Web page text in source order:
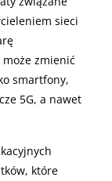
sieci
zmienić
smartfony,
5G, a nawet
które